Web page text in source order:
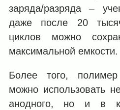
заряда/разряда –
даже после 20
циклов можно
максимальной емкости.
Более того,
можно использовать
анодного, но и в